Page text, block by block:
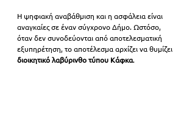
Η ψηφιακή αναβάθμιση και η ασφάλεια είναι
αναγκαίες σε έναν σύγχρονο Δήμο. Ωστόσο,
όταν δεν συνοδεύονται από αποτελεσματική
εξυπηρέτηση, το αποτέλεσμα αρχίζει να θυμίζει
διοικητικό λαβύρινθο τύπου Κάφκα.